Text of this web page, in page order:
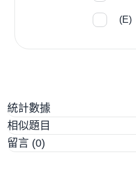
(E)
統計數據
相似題目
留言 (0)